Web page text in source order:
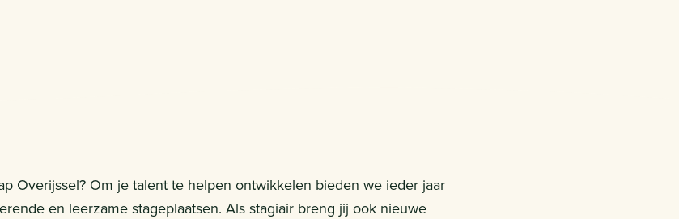
Overijssel? Om je talent te helpen ontwikkelen bieden we ieder jaar
en leerzame stageplaatsen. Als stagiair breng jij ook nieuwe